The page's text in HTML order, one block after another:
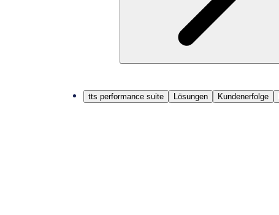
tts performance suite Lösungen Kundenerfolge